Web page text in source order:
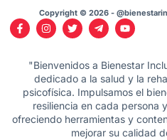
Copyright © 2026 -
"Bienvenidos a Bienestar
dedicado a la salud y la
psicofísica. Impulsamos el
resiliencia en cada persona
ofreciendo herramientas y
mejorar su calidad